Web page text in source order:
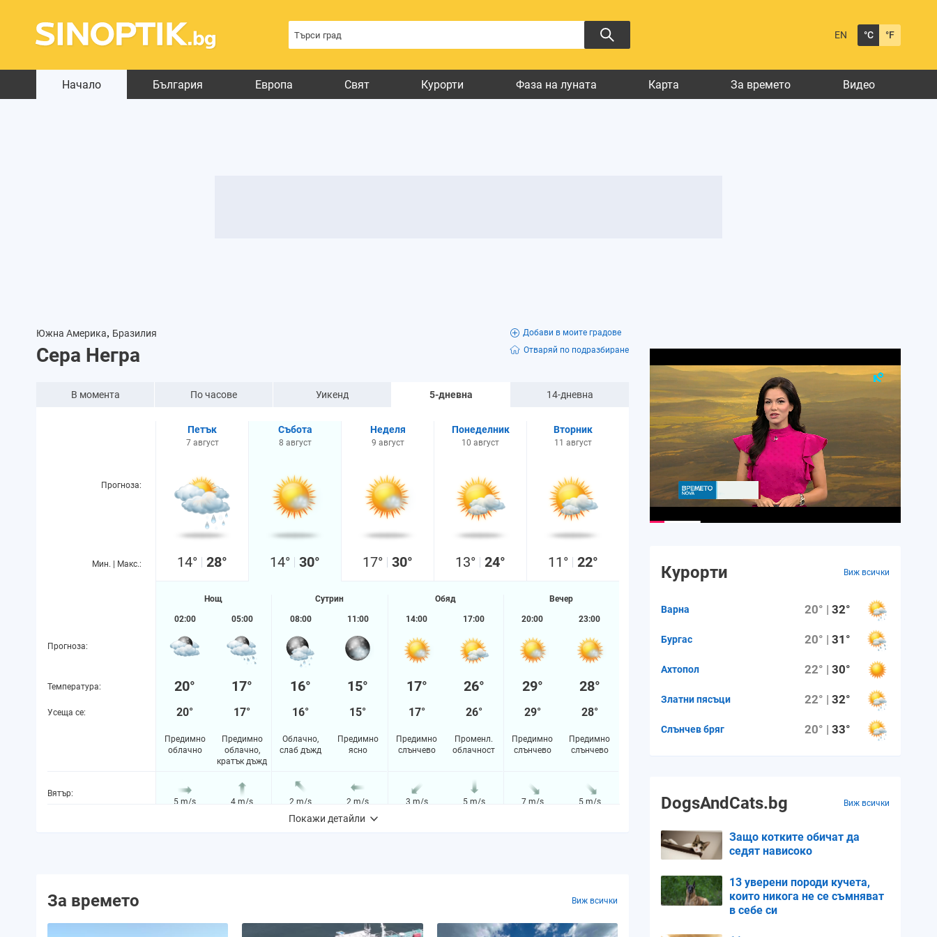
EN °C °F
Начало България Европа Свят Курорти Фаза на луната Карта За времето Видео
Южна Америка, Бразилия
Сера Негра
Добави в моите градове
Отваряй по подразбиране
В момента По часове Уикенд 5-дневна 14-дневна
Прогноза:
Мин. | Макс.:
Прогноза:
Температура:
Усеща се:
Вятър:
Вероятност за буря:
Петък
7 август
14° 28°
Събота
8 август
14° 30°
Неделя
9 август
17° 30°
Понеделник
10 август
13° 24°
Вторник
11 август
11° 22°
Нощ
02:00
20°
20°
Предимно
облачно
5 m/s
0%
05:00
17°
17°
Предимно
облачно,
кратък дъжд
4 m/s
0%
Сутрин
08:00
16°
16°
Облачно,
слаб дъжд
2 m/s
0%
11:00
15°
15°
Предимно
ясно
2 m/s
0%
Обяд
14:00
17°
17°
Предимно
слънчево
3 m/s
0%
17:00
26°
26°
Променл.
облачност
5 m/s
0%
Вечер
20:00
29°
29°
Предимно
слънчево
7 m/s
0%
23:00
28°
28°
Предимно
слънчево
5 m/s
0%
Покажи детайли
За времето Виж всички
Курорти Виж всички
Варна 20° |32°
Бургас 20° |31°
Ахтопол 22° |30°
Златни пясъци 22° |32°
Слънчев бряг 20° |33°
DogsAndCats.bg Виж всички
Защо котките обичат да
седят нависоко
13 уверени породи кучета,
които никога не се съмняват
в себе си